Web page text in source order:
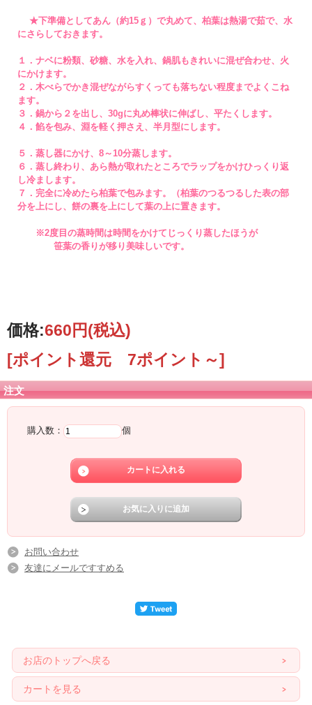
★下準備としてあん（約15ｇ）で丸めて、柏葉は熱湯で茹で、水
にさらしておきます。
１．ナベに粉類、砂糖、水を入れ、鍋肌もきれいに混ぜ合わせ、火
にかけます。
２．木べらでかき混ぜながらすくっても落ちない程度までよくこね
ます。
３．鍋から２を出し、30gに丸め棒状に伸ばし、平たくします。
４．餡を包み、淵を軽く押さえ、半月型にします。
５．蒸し器にかけ、8～10分蒸します。
６．蒸し終わり、あら熱が取れたところでラップをかけひっくり返
し冷まします。
７．完全に冷めたら柏葉で包みます。（柏葉のつるつるした表の部
分を上にし、餅の裏を上にして葉の上に置きます。
※2度目の蒸時間は時間をかけてじっくり蒸したほうが
笹葉の香りが移り美味しいです。
価格:660円(税込)
[ポイント還元 7ポイント～]
注文
購入数： 個
お問い合わせ
友達にメールですすめる
お店のトップへ戻る
カートを見る